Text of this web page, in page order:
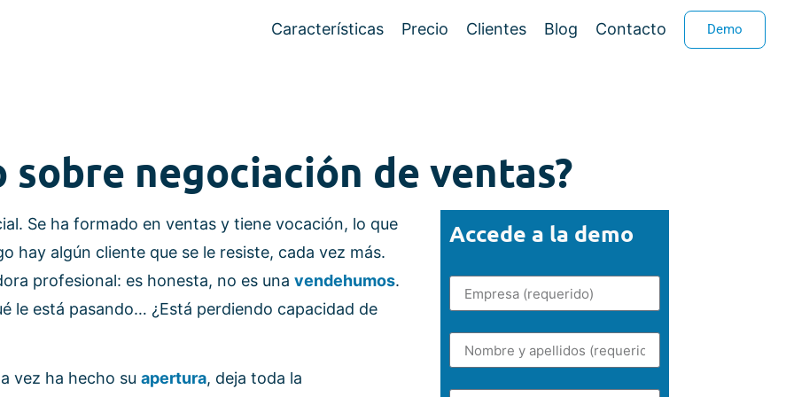
Características Precio Clientes Blog Contacto Demo
sobre negociación de ventas?
Se ha formado en ventas y tiene vocación, lo que
hay algún cliente que se le resiste, cada vez más.
profesional: es honesta, no es una vendehumos.
le está pasando… ¿Está perdiendo capacidad de
vez ha hecho su apertura, deja toda la
Accede a la demo